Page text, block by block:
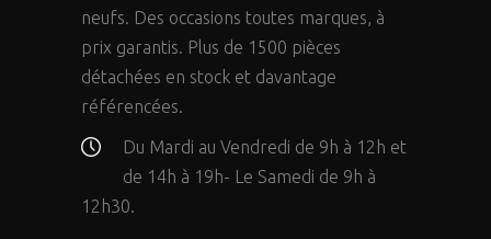
neufs. Des occasions toutes marques, à
prix garantis. Plus de 1500 pièces
détachées en stock et davantage
référencées.
Du Mardi au Vendredi de 9h à 12h et
de 14h à 19h- Le Samedi de 9h à
12h30.